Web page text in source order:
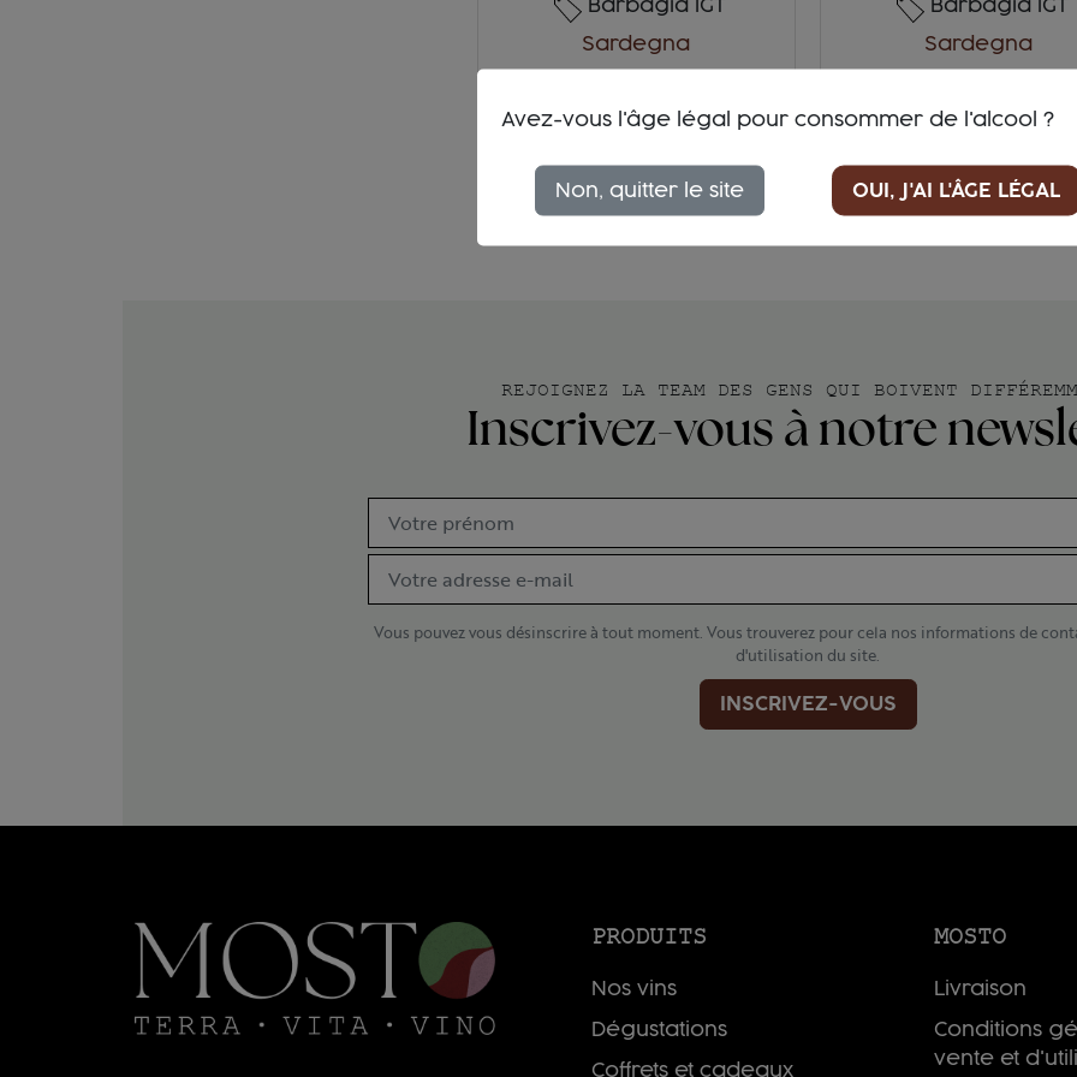
Barbagia IGT
Sardegna
28,80 €
ACHETEZ
Barbagia IGT
Sardegna
ACHETEZ
REJOIGNEZ LA TEAM DES GENS QUI BOIVENT
Inscrivez-vous à notre
Vous pouvez vous désinscrire à tout moment. Vous trouverez pour cela nos informations de
d'utilisation du site.
INSCRIVEZ-VOUS
PRODUITS
Nos vins
Dégustations
Coffrets et cadeaux
MOSTO
Livraison
Conditions
vente et
Avez-vous l'âge légal pour consommer de l'alcool ?
Non, quitter le site OUI, J'AI L'ÂGE LÉGAL